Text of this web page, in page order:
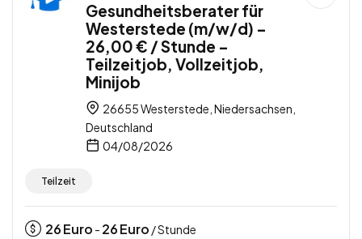
Gesundheitsberater für
Westerstede (m/w/d) –
26,00 € / Stunde –
Teilzeitjob, Vollzeitjob,
Minijob
26655 Westerstede, Niedersachsen,
Deutschland
04/08/2026
Teilzeit
26Euro - 26Euro / Stunde